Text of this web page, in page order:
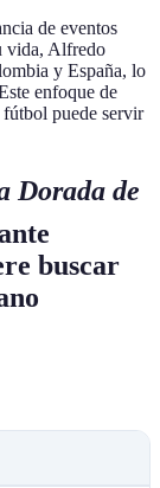
de eventos
vida, Alfredo
y España, lo
enfoque de
fútbol puede servir
Dorada de
buscar